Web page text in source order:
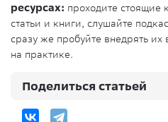
ресурсах: проходите стоящие
статьи и книги, слушайте
сразу же пробуйте внедрять их
на практике.
Поделиться статьей